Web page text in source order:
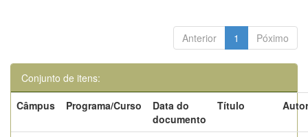
Anterior 1 Póximo
Conjunto de itens:
Câmpus
Programa/Curso
Data do
documento
Título